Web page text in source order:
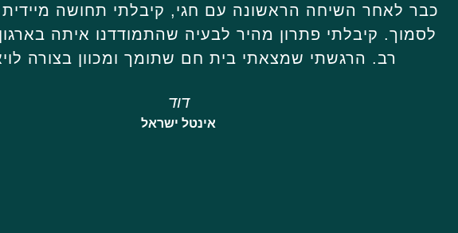
כבר לאחר השיחה הראשונה עם חגי, קיבלתי תחושה
לסמוך. קיבלתי פתרון מהיר לבעיה שהתמודדנו איתה
רב. הרגשתי שמצאתי בית חם שתומך ומכוון בצורה
דוד
אינטל ישראל